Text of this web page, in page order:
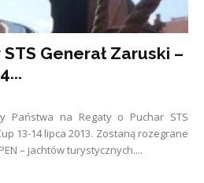
Generał Zaruski –
Państwa na Regaty o Puchar STS
13-14 lipca 2013. Zostaną rozegrane
– jachtów turystycznych....